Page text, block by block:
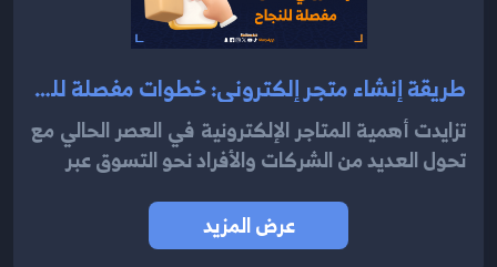
طريقة إنشاء متجر إلكتروني: خطوات مفصلة للنجاح2024
تزايدت أهمية المتاجر الإلكترونية في العصر الحالي مع
تحول العديد من الشركات والأفراد نحو التسوق عبر
عرض المزيد